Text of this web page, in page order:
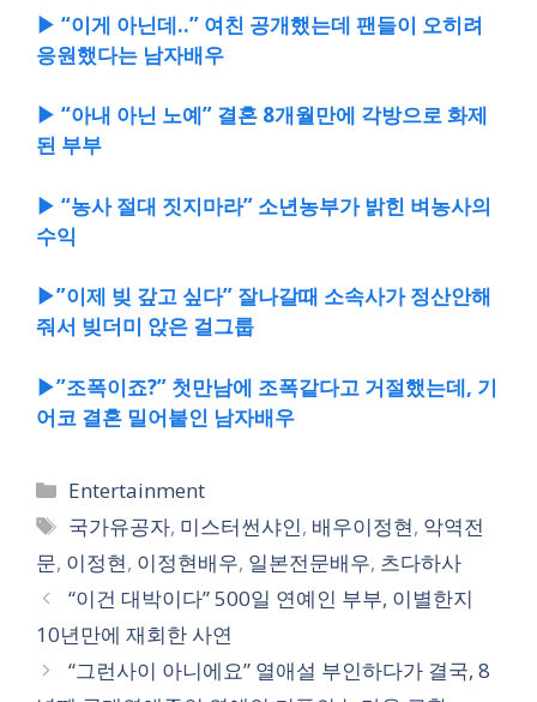
▶ “이게 아닌데..” 여친 공개했는데 팬들이 오히려
응원했다는 남자배우
▶ “아내 아닌 노예” 결혼 8개월만에 각방으로 화제
된 부부
▶ “농사 절대 짓지마라” 소년농부가 밝힌 벼농사의
수익
▶”이제 빚 갚고 싶다” 잘나갈때 소속사가 정산안해
줘서 빚더미 앉은 걸그룹
▶”조폭이죠?” 첫만남에 조폭같다고 거절했는데, 기
어코 결혼 밀어붙인 남자배우
카
테
고
리
Entertainment
태
그
국가유공자, 미스터썬샤인, 배우이정현, 악역전
문, 이정현, 이정현배우, 일본전문배우, 츠다하사
“이건 대박이다” 500일 연예인 부부, 이별한지
10년만에 재회한 사연
“그런사이 아니에요” 열애설 부인하다가 결국, 8